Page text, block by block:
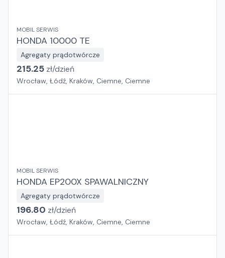
MOBIL SERWIS
HONDA 10000 TE
Agregaty prądotwórcze
215.25 zł/dzień
Wrocław, Łódź, Kraków, Ciemne, Ciemne
MOBIL SERWIS
HONDA EP200X SPAWALNICZNY
Agregaty prądotwórcze
196.80 zł/dzień
Wrocław, Łódź, Kraków, Ciemne, Ciemne